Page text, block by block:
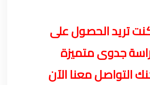
تريد الحصول على
جدوى متميزة
التواصل معنا الآن